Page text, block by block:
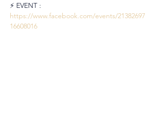
⚡️ EVENT :
https://www.facebook.com/events/21382697
16608016